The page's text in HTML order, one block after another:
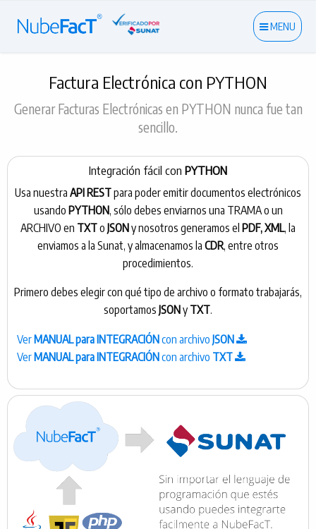
MENU
Factura Electrónica con PYTHON
Generar Facturas Electrónicas en PYTHON nunca fue tan
sencillo.
Integración fácil con PYTHON
Usa nuestra API RESTpara poder emitir documentos electrónicos
usando PYTHON, sólo debes enviarnos una TRAMA o un
ARCHIVO en TXTo JSONy nosotros generamos el PDF, XML, la
enviamos a la Sunat, y almacenamos la CDR, entre otros
procedimientos.
Primero debes elegir con qué tipo de archivo o formato trabajarás,
soportamos JSONy TXT.
VerMANUAL para INTEGRACIÓNcon archivo JSON
Ver MANUAL para INTEGRACIÓNcon archivo TXT